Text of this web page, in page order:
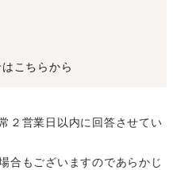
こちらから
２営業日以内に回答させてい
合もございますのであらかじ